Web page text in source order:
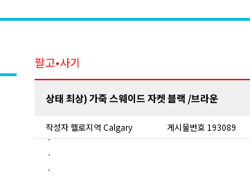
팔고•사기
상태 최상) 가죽 스웨이드 자켓 블랙 /브라운
작성자헬로지역 Calgary 게시물번호 193089